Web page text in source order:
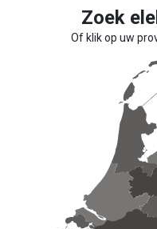
Zoek
Of klik op uw